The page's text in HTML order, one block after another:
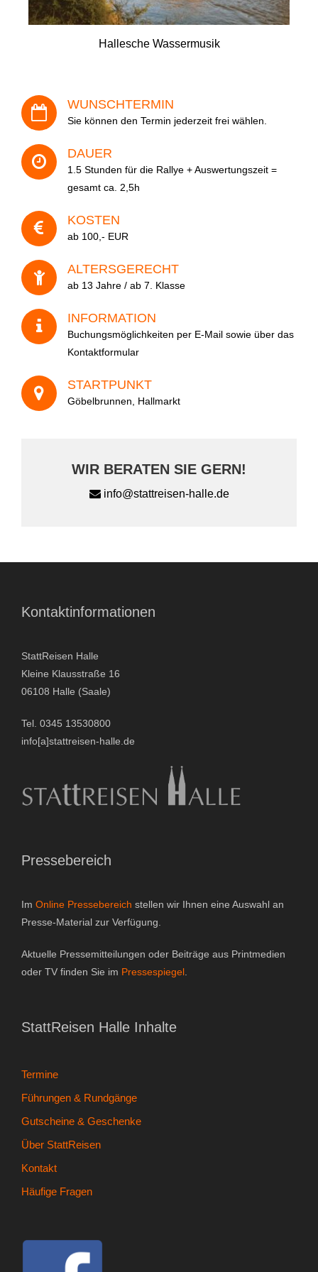
- Kontakt
- Häufige Fragen
Tel. 0345 13530800
Veranstaltung
Anzahl der Personen
Ihre Nachricht
Wie sind Sie auf uns aufmerksam geworden?
t
r
n
a
i
v
Hallesche Wassermusik
WUNSCHTERMIN
Sie können den Termin jederzeit frei wählen.
DAUER
1.5 Stunden für die Rallye + Auswertungszeit =
gesamt ca. 2,5h
KOSTEN
ab 100,- EUR
ALTERSGERECHT
ab 13 Jahre / ab 7. Klasse
INFORMATION
Buchungsmöglichkeiten per E-Mail sowie über das
Kontaktformular
STARTPUNKT
Göbelbrunnen, Hallmarkt
WIR BERATEN SIE GERN!
info@stattreisen-halle.de
Kontaktinformationen
StattReisen Halle
Kleine Klausstraße 16
06108 Halle (Saale)
Tel. 0345 13530800
info[a]stattreisen-halle.de
Pressebereich
Im Online Pressebereich stellen wir Ihnen eine Auswahl an
Presse-Material zur Verfügung.
Aktuelle Pressemitteilungen oder Beiträge aus Printmedien
oder TV finden Sie im Pressespiegel
StattReisen Halle Inhalte
Termine
Führungen & Rundgänge
Gutscheine & Geschenke
Über StattReisen
Kontakt
Häufige Fragen